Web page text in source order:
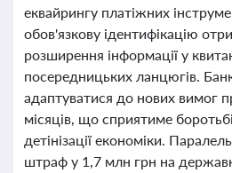
еквайрингу платіжних
обов'язкову ідентифікацію
розширення інформації у
посередницьких ланцюгів.
адаптуватися до нових вимог
місяців, що сприятиме
детінізації економіки.
штраф у 1,7 млн грн на